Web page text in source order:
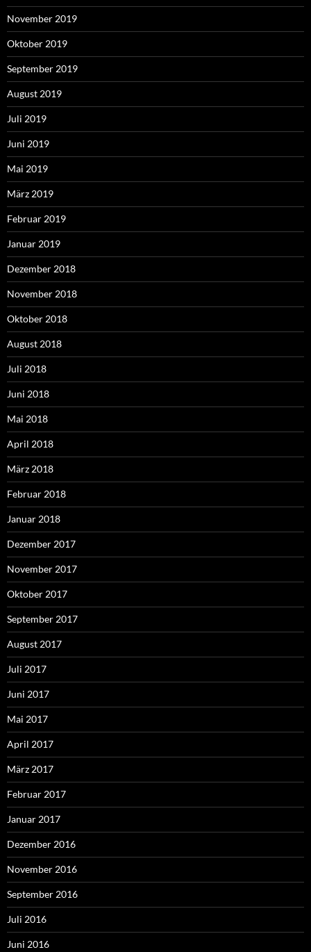
November 2019
Oktober 2019
September 2019
August 2019
Juli 2019
Juni 2019
Mai 2019
März 2019
Februar 2019
Januar 2019
Dezember 2018
November 2018
Oktober 2018
August 2018
Juli 2018
Juni 2018
Mai 2018
April 2018
März 2018
Februar 2018
Januar 2018
Dezember 2017
November 2017
Oktober 2017
September 2017
August 2017
Juli 2017
Juni 2017
Mai 2017
April 2017
März 2017
Februar 2017
Januar 2017
Dezember 2016
November 2016
September 2016
Juli 2016
Juni 2016